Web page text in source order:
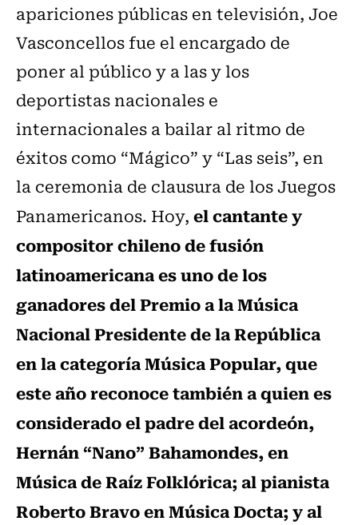
apariciones públicas en televisión, Joe
Vasconcellos fue el encargado de
poner al público y a las y los
deportistas nacionales e
internacionales a bailar al ritmo de
éxitos como “Mágico” y “Las seis”, en
la ceremonia de clausura de los Juegos
Panamericanos. Hoy,el cantante y
compositor chileno de fusión
latinoamericana es uno de los
ganadores del Premio a la Música
Nacional Presidente de la República
en la categoría Música Popular, que
este año reconoce también a quien es
considerado el padre del acordeón,
Hernán “Nano” Bahamondes, en
Música de Raíz Folklórica; al pianista
Roberto Bravo en Música Docta; y al